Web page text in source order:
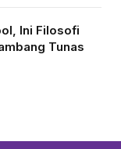
Ini Filosofi
Tunas